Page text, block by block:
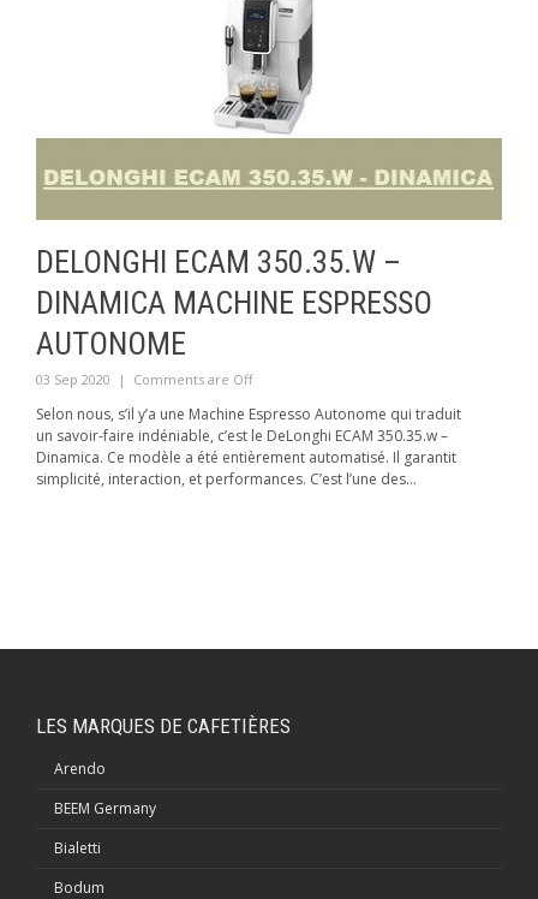
DELONGHI ECAM 350.35.W –
DINAMICA MACHINE ESPRESSO
AUTONOME
03 Sep 2020 | Comments are Off
Selon nous, s’il y’a une Machine Espresso Autonome qui traduit
un savoir-faire indéniable, c’est le DeLonghi ECAM 350.35.w –
Dinamica. Ce modèle a été entièrement automatisé. Il garantit
simplicité, interaction, et performances. C’est l’une des...
LES MARQUES DE CAFETIÈRES
Arendo
BEEM Germany
Bialetti
Bodum